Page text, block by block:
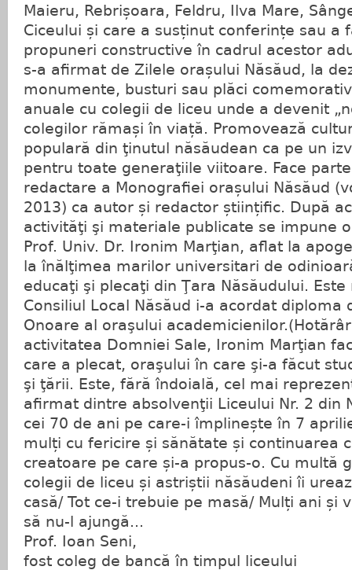
Maieru, Rebrișoara, Feldru, Ilva Mare,
Ciceului și care a susținut conferințe sau a
propuneri constructive în cadrul acestor
s-a afirmat de Zilele orașului Năsăud, la
monumente, busturi sau plăci
anuale cu colegii de liceu unde a devenit
colegilor rămași în viață. Promovează
populară din ţinutul năsăudean ca pe un
pentru toate generaţiile viitoare. Face
redactare a Monografiei orașului Năsăud
2013) ca autor și redactor științific. După
activităţi şi materiale publicate se impune
Prof. Univ. Dr. Ironim Marţian, aflat la
la înălţimea marilor universitari de
educaţi şi plecaţi din Ţara Năsăudului.
Consiliul Local Năsăud i-a acordat diploma
Onoare al oraşului
activitatea Domniei Sale, Ironim Marţian
care a plecat, oraşului în care şi-a făcut
şi ţării. Este, fără îndoială, cel mai
afirmat dintre absolvenţii Liceului Nr. 2 din
cei 70 de ani pe care-i împlinește în 7
mulți cu fericire și sănătate și continuarea
creatoare pe care și-a propus-o. Cu multă
colegii de liceu și astriștii năsăudeni îi
casă/ Tot ce-i trebuie pe masă/ Mulți ani și
să nu-l ajungă...
Prof. Ioan Seni,
fost coleg de bancă în timpul liceului